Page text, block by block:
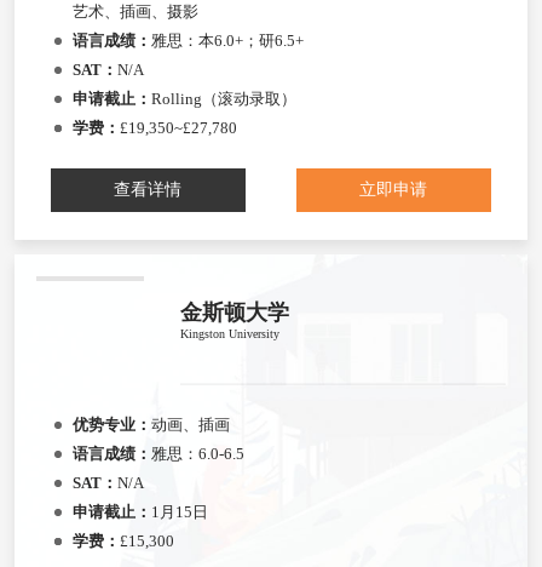
艺术、插画、摄影
语言成绩： 雅思：本6.0+；研6.5+
SAT： N/A
申请截止： Rolling（滚动录取）
学费： £19,350~£27,780
查看详情 立即申请
金斯顿大学
Kingston University
优势专业： 动画、插画
语言成绩： 雅思：6.0-6.5
SAT： N/A
申请截止： 1月15日
学费： £15,300